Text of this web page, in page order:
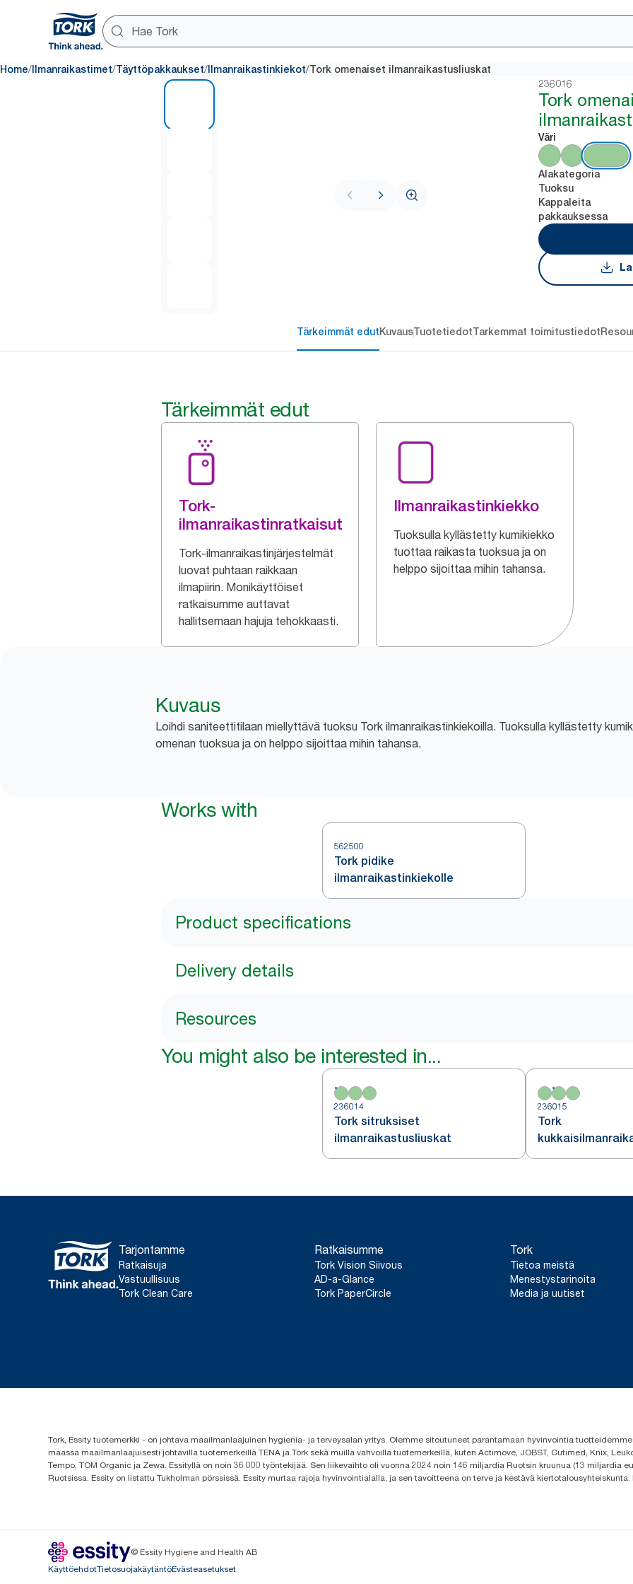
Home/ Ilmanraikastimet/Täyttöpakkaukset/ Ilmanraikastinkiekot/Tork omenaiset ilmanraikastusliuskat
236016
Tork
Väri
Alakategoria
Tuoksu
Kappaleita
pakkauksessa
Tärkeimmät edutKuvausTuotetiedotTarkemmat toimitustiedot
Tärkeimmät edut
Tork-
ilmanraikastinratkaisut
Tork-ilmanraikastinjärjestelmät
luovat puhtaan raikkaan
ilmapiirin. Monikäyttöiset
ratkaisumme auttavat
hallitsemaan hajuja tehokkaasti.
Ilmanraikastinkiekko
Tuoksulla kyllästetty kumikiekko
tuottaa raikasta tuoksua ja on
helppo sijoittaa mihin tahansa.
Kuvaus
Loihdi saniteettitilaan miellyttävä tuoksu Tork ilmanraikastinkiekoilla. Tuoksulla kyllästetty
omenan tuoksua ja on helppo sijoittaa mihin tahansa.
Works with
562500
Tork pidike
ilmanraikastinkiekolle
Product specifications
Delivery details
Resources
You might also be interested in...
236014
Tork sitruksiset
ilmanraikastusliuskat
236015
Tork
Tarjontamme
Ratkaisuja
Vastuullisuus
Tork Clean Care
Ratkaisumme
Tork Vision Siivous
AD-a-Glance
Tork PaperCircle
Tork
Tietoa meistä
Menestystarinoita
Media ja uutiset
Tork, Essity tuotemerkki - on johtava maailmanlaajuinen hygienia- ja terveysalan yritys. Olemme sitoutuneet parantamaan hyvinvointia
maassa maailmanlaajuisesti johtavilla tuotemerkeillä TENA ja Tork sekä muilla vahvoilla tuotemerkeillä, kuten Actimove, JOBST, Cutimed, Knix,
Tempo, TOM Organic ja Zewa. Essityllä on noin 36 000 työntekijää. Sen liikevaihto oli vuonna 2024 noin 146 miljardia Ruotsin kruunua (13 miljardia
Ruotsissa. Essity on listattu Tukholman pörssissä. Essity murtaa rajoja hyvinvointialalla, ja sen tavoitteena on terve ja kestävä
© Essity Hygiene and Health AB
KäyttöehdotTietosuojakäytäntöEvästeasetukset